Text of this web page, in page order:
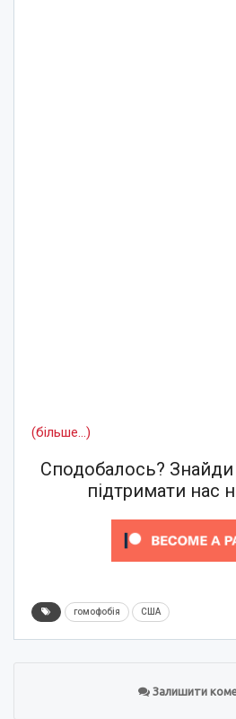
(більше…)
Сподобалось?
підтримати нас
гомофобія США
Залишити